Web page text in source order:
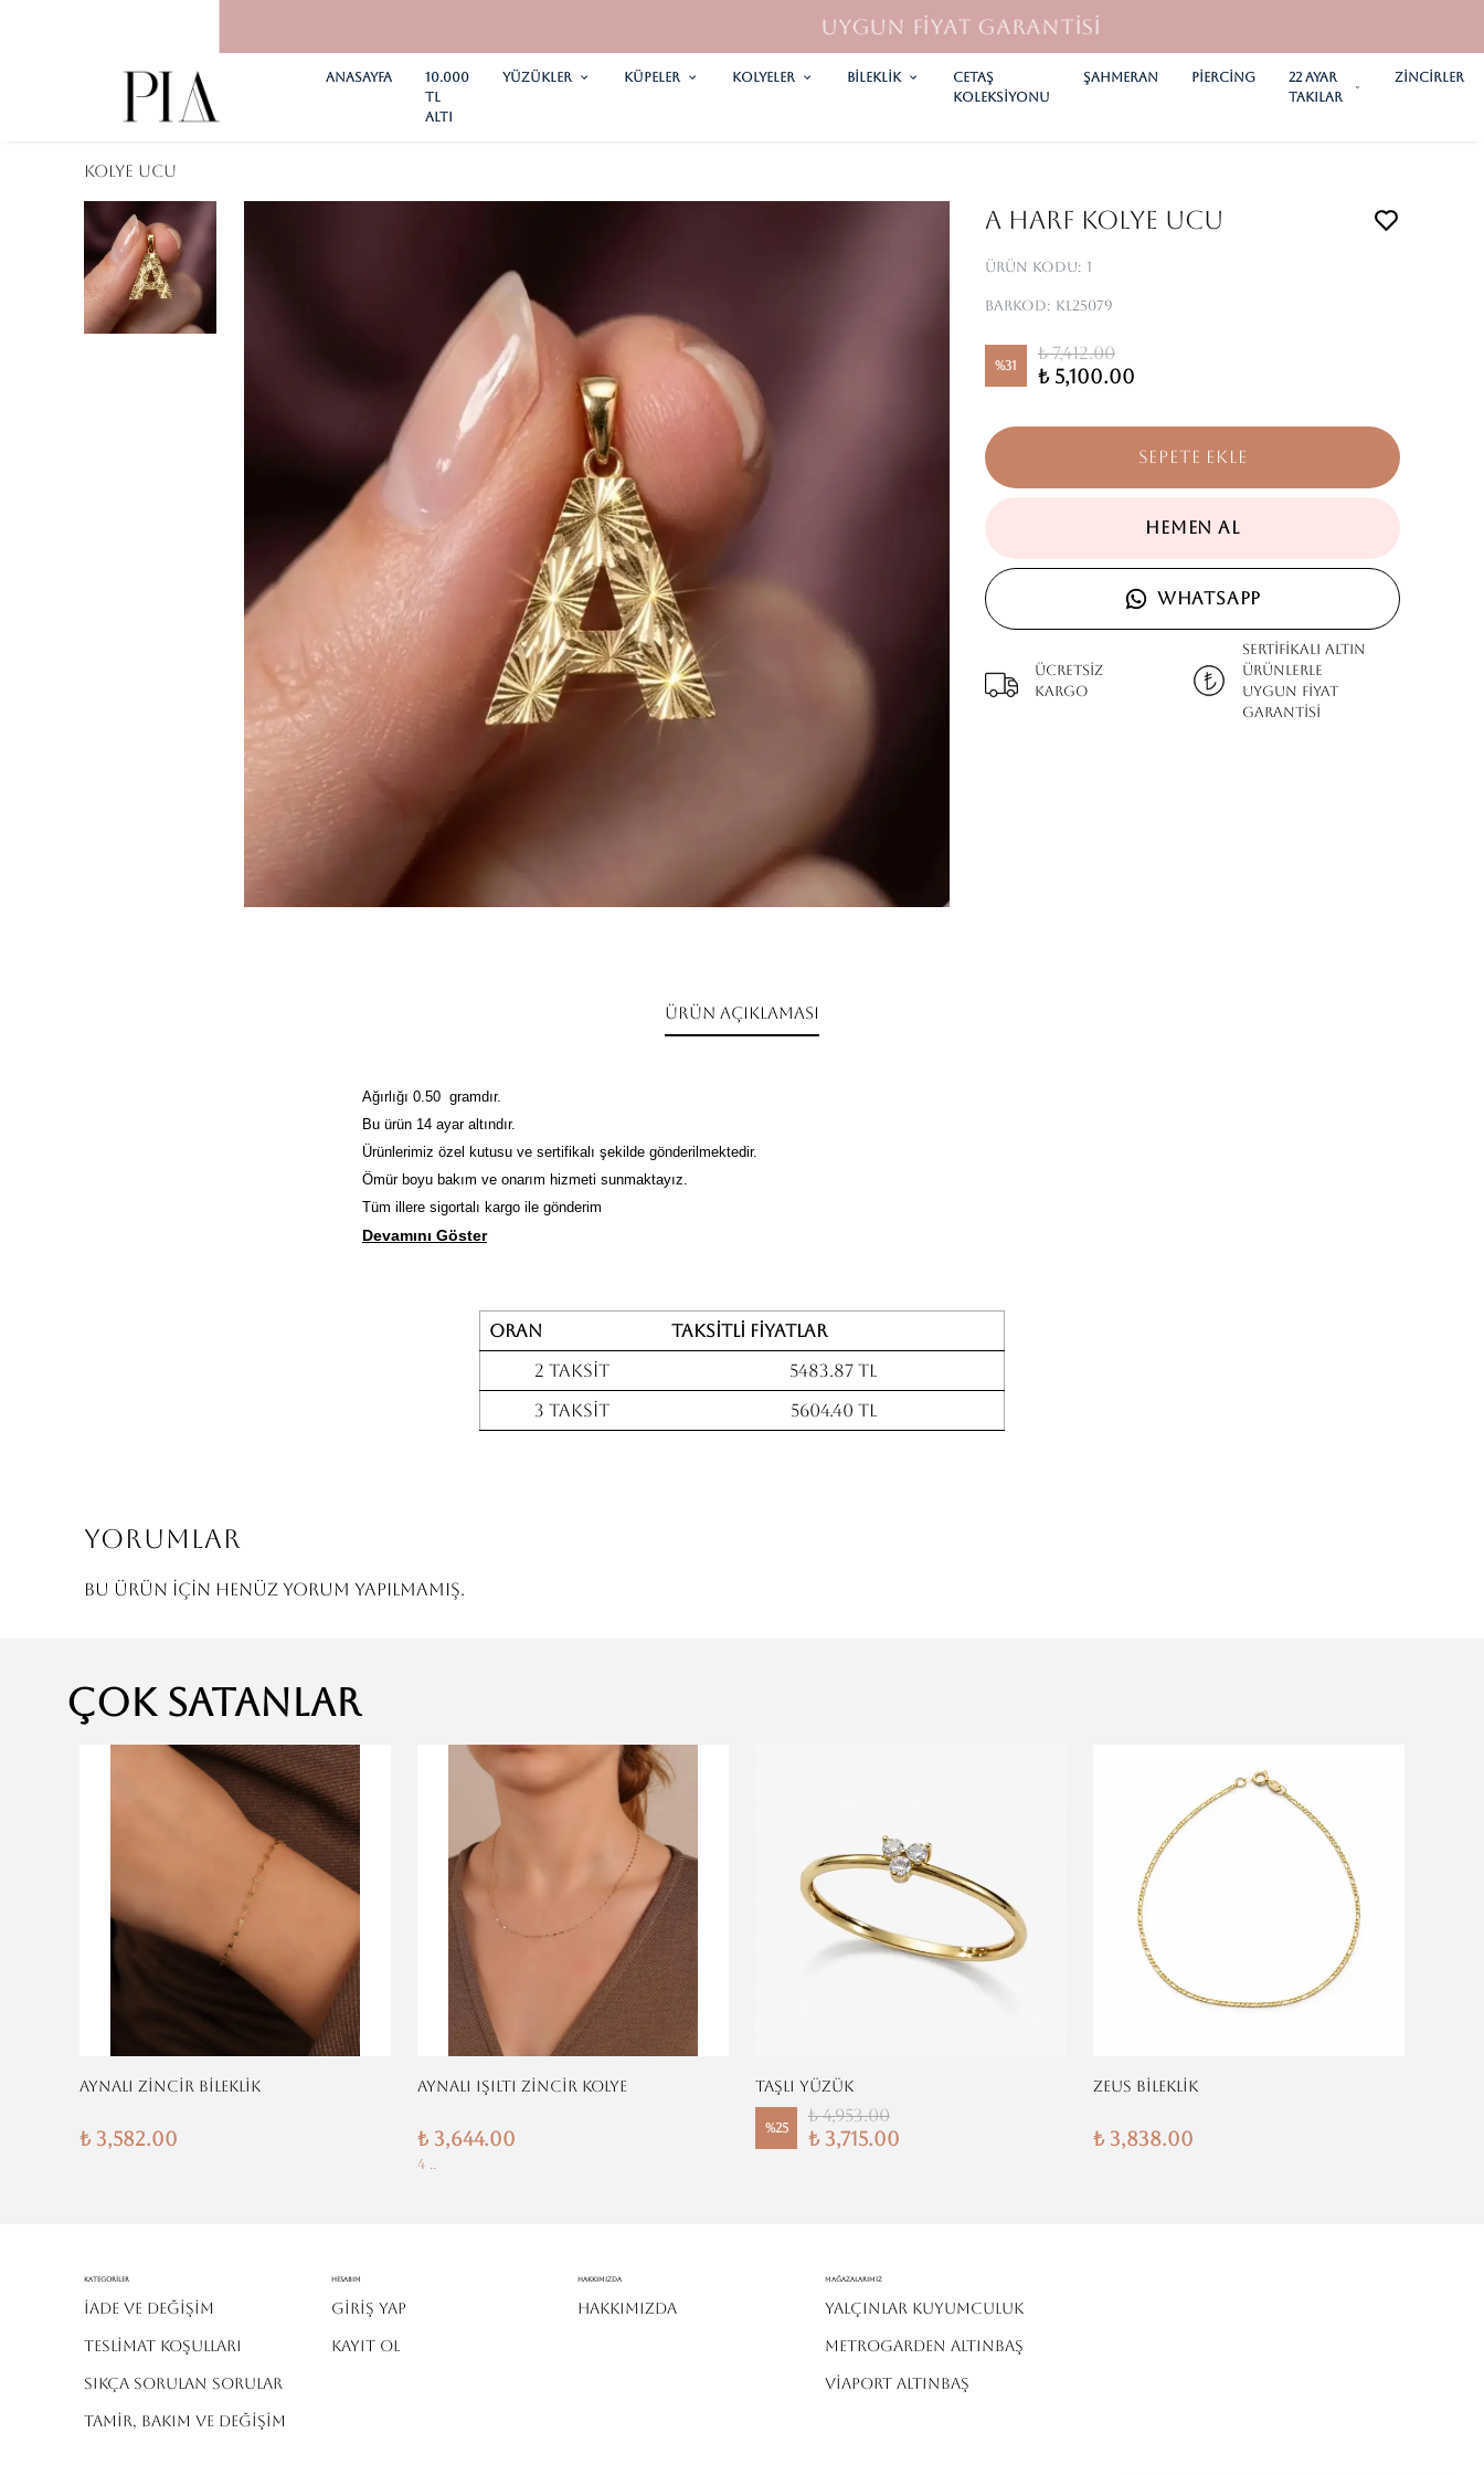
UYGUN FİYAT GARANTİSİ
Anasayfa
10.000
TL
ALTI
YÜZÜKLER KÜPELER KOLYELER Bileklik
CETAŞ
KOLEKSİYONU
ŞAHMERAN PİERCİNG
22 AYAR
TAKILAR
ZİNCİRLER
KOLYE UCU
A HARF KOLYE UCU
Ürün Kodu: 1
Barkod: KL25079
%31
₺ 7,412.00
₺ 5,100.00
SEPETE EKLE
HEMEN AL
WHATSAPP
Ücretsiz
kargo
SERTİFİKALI ALTIN
ÜRÜNLERLE
UYGUN FİYAT
GARANTİSİ
Ürün Açıklaması
Ağırlığı 0.50 gramdır.
Bu ürün 14 ayar altındır.
Ürünlerimiz özel kutusu ve sertifikalı şekilde gönderilmektedir.
Ömür boyu bakım ve onarım hizmeti sunmaktayız.
Tüm illere sigortalı kargo ile gönderim
Devamını Göster
Oran
Taksitli fiyatlar
2 Taksit
5483.87 TL
3 Taksit
5604.40 TL
Yorumlar
Bu ürün için henüz yorum yapılmamış.
Çok Satanlar
AYNALI ZİNCİR BİLEKLİK
₺ 3,582.00
AYNALI IŞILTI ZİNCİR KOLYE
₺ 3,644.00
4 ..
TAŞLI YÜZÜK
%25
₺ 4,953.00
₺ 3,715.00
ZEUS BİLEKLİK
₺ 3,838.00
Kategoriler
İADE VE DEĞİŞİM
TESLİMAT KOŞULLARI
SIKÇA SORULAN SORULAR
TAMİR, BAKIM VE DEĞİŞİM
Hesabım
Giriş Yap
Kayıt Ol
Hakkımızda
HAKKIMIZDA
MAĞAZALARIMIZ
YALÇINLAR KUYUMCULUK
METROGARDEN ALTINBAŞ
VİAPORT ALTINBAŞ